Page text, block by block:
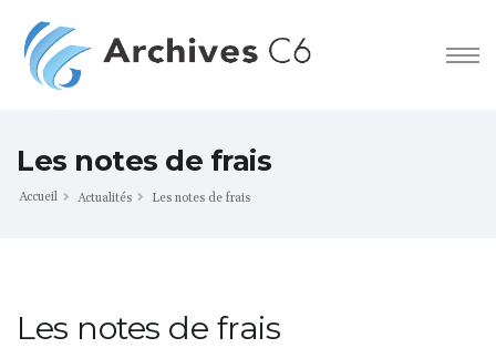
Les notes de frais
Accueil Actualités Les notes de frais
Les notes de frais